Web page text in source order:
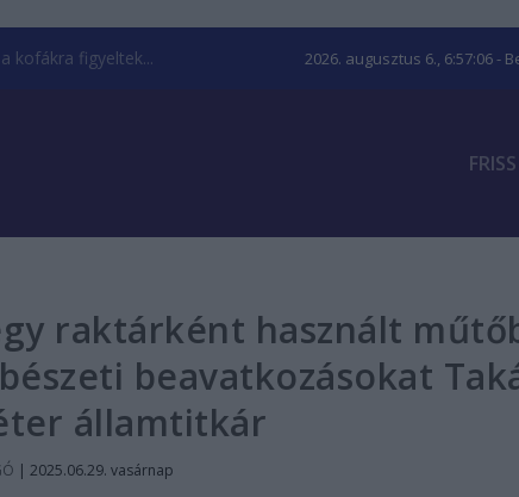
kofákra figyeltek... 2026. augusztus 6., 6:57:07-
FRISS
raktárként használt
beavatkozásokat
államtitkár
|2025.06.29. vasárnap